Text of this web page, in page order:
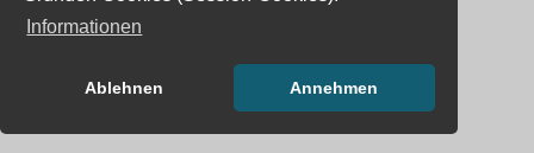
Informationen
Ablehnen Annehmen